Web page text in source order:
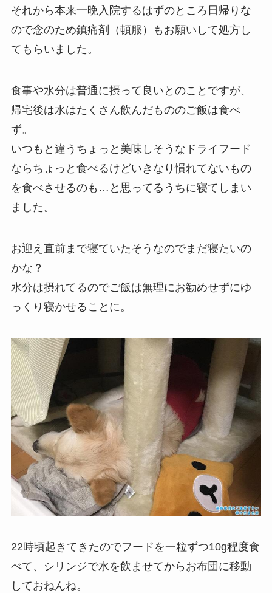
それから本来一晩入院するはずのところ日帰りな
ので念のため鎮痛剤（頓服）もお願いして処方し
てもらいました。
食事や水分は普通に摂って良いとのことですが、
帰宅後は水はたくさん飲んだもののご飯は食べ
ず。
いつもと違うちょっと美味しそうなドライフード
ならちょっと食べるけどいきなり慣れてないもの
を食べさせるのも…と思ってるうちに寝てしまい
ました。
お迎え直前まで寝ていたそうなのでまだ寝たいの
かな？
水分は摂れてるのでご飯は無理にお勧めせずにゆ
っくり寝かせることに。
22時頃起きてきたのでフードを一粒ずつ10g程度食
べて、シリンジで水を飲ませてからお布団に移動
しておねんね。